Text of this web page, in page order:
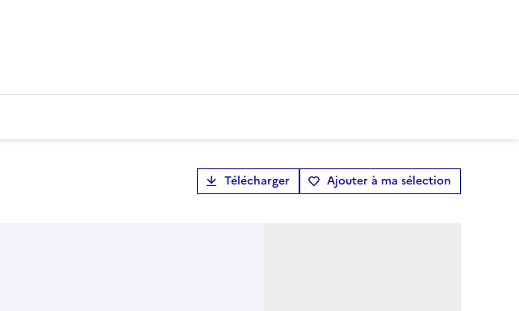
Télécharger Ajouter à ma sélection